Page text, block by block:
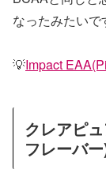
なったみたいで
💡Impact
クレアピ
フレーバ